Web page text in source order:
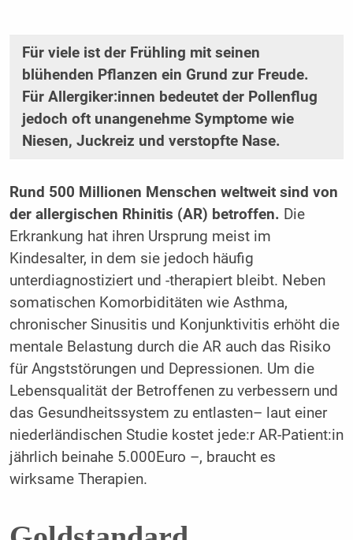
Für viele ist der Frühling mit seinen
blühenden Pflanzen ein Grund zur Freude.
Für Allergiker:innen bedeutet der Pollenflug
jedoch oft unangenehme Symptome wie
Niesen, Juckreiz und verstopfte Nase.
Rund 500 Millionen Menschen weltweit sind von
der allergischen Rhinitis (AR) betroffen. Die
Erkrankung hat ihren Ursprung meist im
Kindesalter, in dem sie jedoch häufig
unterdiagnostiziert und -therapiert bleibt. Neben
somatischen Komorbiditäten wie Asthma,
chronischer Sinusitis und Konjunktivitis erhöht die
mentale Belastung durch die AR auch das Risiko
für Angststörungen und Depressionen. Um die
Lebensqualität der Betroffenen zu verbessern und
das Gesundheitssystem zu entlasten– laut einer
niederländischen Studie kostet jede:r AR-Patient:in
jährlich beinahe 5.000Euro –, braucht es
wirksame Therapien.